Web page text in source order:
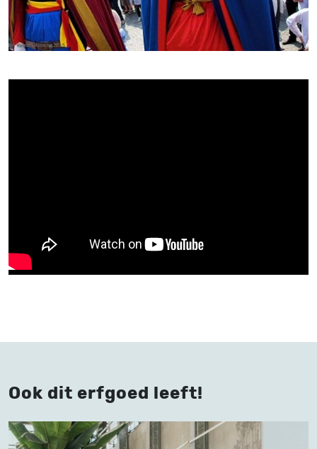
Ook dit erfgoed leeft!